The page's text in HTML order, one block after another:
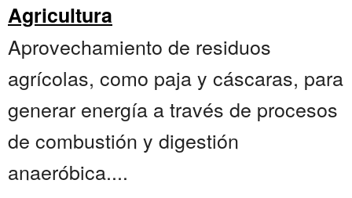
Agricultura
Aprovechamiento de residuos
agrícolas, como paja y cáscaras, para
generar energía a través de procesos
de combustión y digestión
anaeróbica....